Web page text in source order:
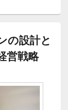
の設計と
営戦略